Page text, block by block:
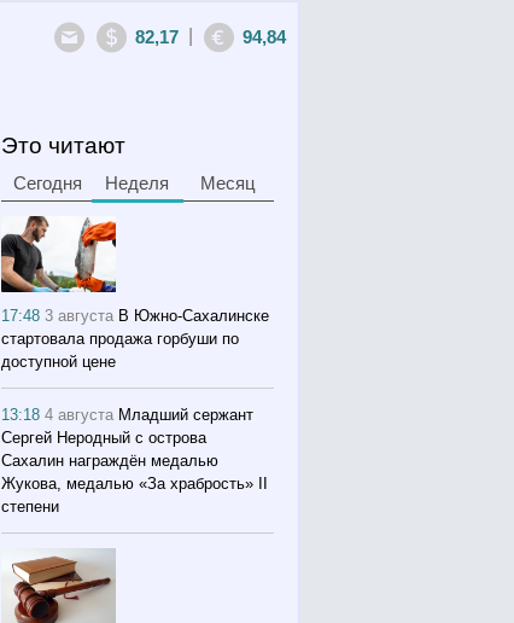
82,17 94,84
Это читают
Сегодня Неделя Месяц
17:483 августа В Южно-Сахалинске
стартовала продажа горбуши по
доступной цене
13:184 августа Младший сержант
Сергей Неродный с острова
Сахалин награждён медалью
Жукова, медалью «За храбрость» II
степени